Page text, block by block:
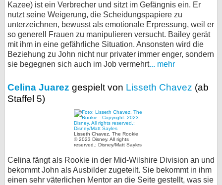
Kazee) ist ein Verbrecher und sitzt im Gefängnis ein. Er
nutzt seine Weigerung, die Scheidungspapiere zu
unterzeichnen, bewusst als emotionale Erpressung, weil er
so generell Frauen zu manipulieren versucht. Bailey gerät
mit ihm in eine gefährliche Situation. Ansonsten wird die
Beziehung zu John nicht nur privater immer enger, sondern
sie begegnen sich auch im Job vermehrt... mehr
Celina Juarez gespielt von Lisseth Chavez (ab
Staffel 5)
Lisseth Chavez, The Rookie
© 2023 Disney. All rights
reserved.; Disney/Matt Sayles
Celina fängt als Rookie in der Mid-Wilshire Division an und
bekommt John als Ausbilder zugeteilt. Sie bekommt in ihm
einen sehr väterlichen Mentor an die Seite gestellt, was sie